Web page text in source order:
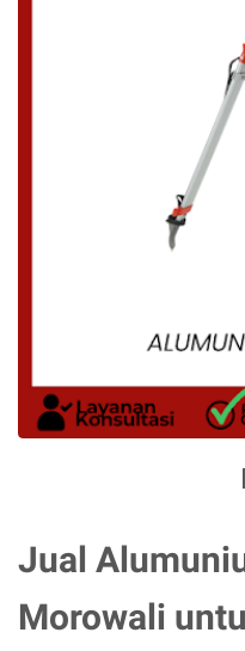
Jual
Morowali